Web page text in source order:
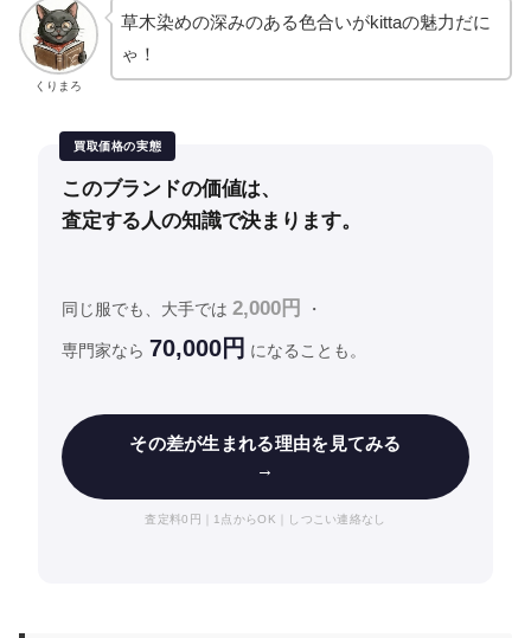
くりまろ
草木染めの深みのある色合いがkittaの魅力だに
ゃ！
買取価格の実態
このブランドの価値は、
査定する人の知識で決まります。
同じ服でも、大手では 2,000円 ・
専門家なら 70,000円 になることも。
その差が生まれる理由を見てみる
→
査定料0円｜1点からOK｜しつこい連絡なし